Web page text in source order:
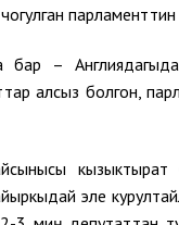
–
алсыз болгон,
эле